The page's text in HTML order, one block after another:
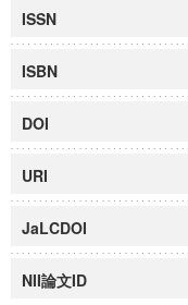
ISSN
ISBN
DOI
URI
JaLCDOI
NII論文ID